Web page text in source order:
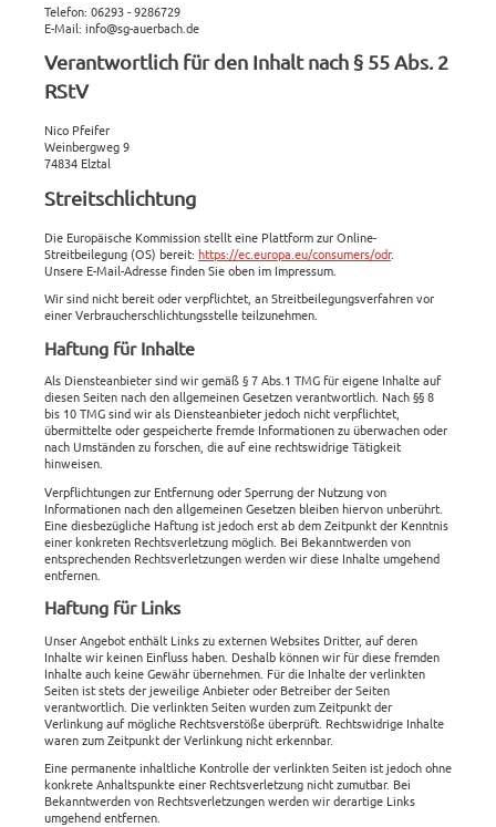
Telefon: 06293 - 9286729
E-Mail: info@sg-auerbach.de
Verantwortlich für den Inhalt nach § 55 Abs. 2
RStV
Nico Pfeifer
Weinbergweg 9
74834 Elztal
Streitschlichtung
Die Europäische Kommission stellt eine Plattform zur Online-
Streitbeilegung (OS) bereit: https://ec.europa.eu/consumers/odr.
Unsere E-Mail-Adresse finden Sie oben im Impressum.
Wir sind nicht bereit oder verpflichtet, an Streitbeilegungsverfahren vor
einer Verbraucherschlichtungsstelle teilzunehmen.
Haftung für Inhalte
Als Diensteanbieter sind wir gemäß § 7 Abs.1 TMG für eigene Inhalte auf
diesen Seiten nach den allgemeinen Gesetzen verantwortlich. Nach §§ 8
bis 10 TMG sind wir als Diensteanbieter jedoch nicht verpflichtet,
übermittelte oder gespeicherte fremde Informationen zu überwachen oder
nach Umständen zu forschen, die auf eine rechtswidrige Tätigkeit
hinweisen.
Verpflichtungen zur Entfernung oder Sperrung der Nutzung von
Informationen nach den allgemeinen Gesetzen bleiben hiervon unberührt.
Eine diesbezügliche Haftung ist jedoch erst ab dem Zeitpunkt der Kenntnis
einer konkreten Rechtsverletzung möglich. Bei Bekanntwerden von
entsprechenden Rechtsverletzungen werden wir diese Inhalte umgehend
entfernen.
Haftung für Links
Unser Angebot enthält Links zu externen Websites Dritter, auf deren
Inhalte wir keinen Einfluss haben. Deshalb können wir für diese fremden
Inhalte auch keine Gewähr übernehmen. Für die Inhalte der verlinkten
Seiten ist stets der jeweilige Anbieter oder Betreiber der Seiten
verantwortlich. Die verlinkten Seiten wurden zum Zeitpunkt der
Verlinkung auf mögliche Rechtsverstöße überprüft. Rechtswidrige Inhalte
waren zum Zeitpunkt der Verlinkung nicht erkennbar.
Eine permanente inhaltliche Kontrolle der verlinkten Seiten ist jedoch ohne
konkrete Anhaltspunkte einer Rechtsverletzung nicht zumutbar. Bei
Bekanntwerden von Rechtsverletzungen werden wir derartige Links
umgehend entfernen.